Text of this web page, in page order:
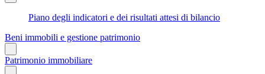
Piano degli indicatori e dei risultati attesi di bilancio
Beni immobili e gestione patrimonio
Patrimonio immobiliare